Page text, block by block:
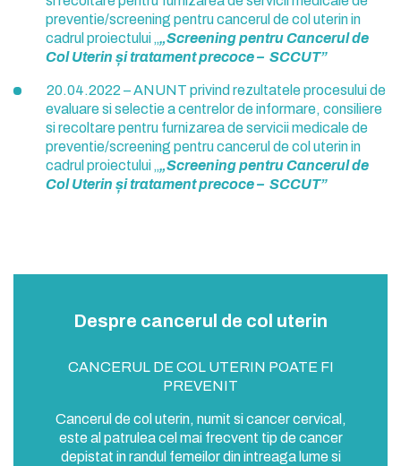
preventie/screening pentru cancerul de col uterin in
cadrul proiectului „„Screening pentru Cancerul de
Col Uterin și tratament precoce – SCCUT”
20.04.2022 – ANUNT privind rezultatele procesului de
evaluare si selectie a centrelor de informare, consiliere
si recoltare pentru furnizarea de servicii medicale de
preventie/screening pentru cancerul de col uterin in
cadrul proiectului „„Screening pentru Cancerul de
Col Uterin și tratament precoce – SCCUT”
Despre cancerul de col uterin
CANCERUL DE COL UTERIN POATE FI
PREVENIT
Cancerul de col uterin, numit si cancer cervical,
este al patrulea cel mai frecvent tip de cancer
depistat in randul femeilor din intreaga lume si